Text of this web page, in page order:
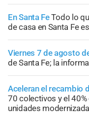
En Santa FeTodo lo
de casa en Santa Fe
Viernes 7 de agosto
de Santa Fe; la
Aceleran el recambio
70 colectivos y el
unidades